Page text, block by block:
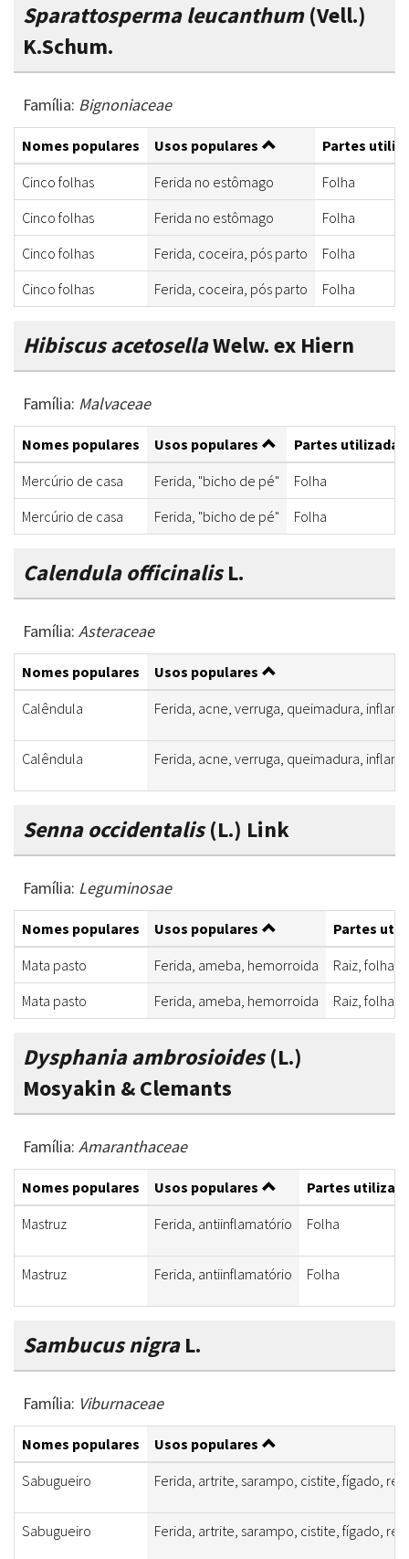
Sparattosperma leucanthum(Vell.)
K.Schum.
Família: Bignoniaceae
Nomes populares Usos populares
Partes
Cinco folhas
Ferida no estômago
Folha
Cinco folhas
Ferida no estômago
Folha
Cinco folhas
Ferida, coceira, pós parto
Folha
Cinco folhas
Ferida, coceira, pós parto Folha
Hibiscus acetosellaWelw. ex Hiern
Família: Malvaceae
Nomes populares Usos populares
Partes utilizadas
Mercúrio de casa
Ferida, "bicho de pé"
Folha
Mercúrio de casa
Ferida, "bicho de pé" Folha
Calendula officinalisL.
Família: Asteraceae
Nomes populares
Usos populares
Calêndula
Ferida, acne, verruga, queimadura,
Calêndula Ferida, acne, verruga, queimadura,
Senna occidentalis(L.) Link
Família: Leguminosae
Nomes populares Usos populares
Partes
Mata pasto
Ferida, ameba, hemorroida
Raiz, folha
Mata pasto
Ferida, ameba, hemorroida Raiz, folha
Dysphania ambrosioides(L.)
Mosyakin & Clemants
Família: Amaranthaceae
Nomes populares Usos populares
Partes
Mastruz
Ferida, antiinflamatório Folha
Mastruz Ferida, antiinflamatório Folha
Sambucus nigraL.
Família: Viburnaceae
Nomes populares
Usos populares
Sabugueiro
Ferida, artrite, sarampo, cistite, fígado,
Sabugueiro Ferida, artrite, sarampo, cistite, fígado,